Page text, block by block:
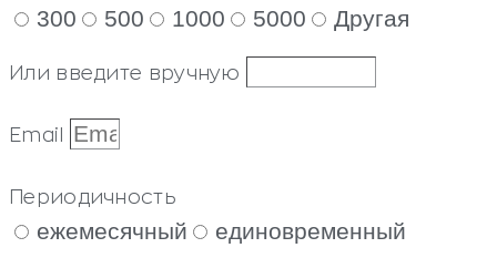
300 500 1000 5000 Другая
Или введите вручную
Email
Периодичность
ежемесячный единовременный